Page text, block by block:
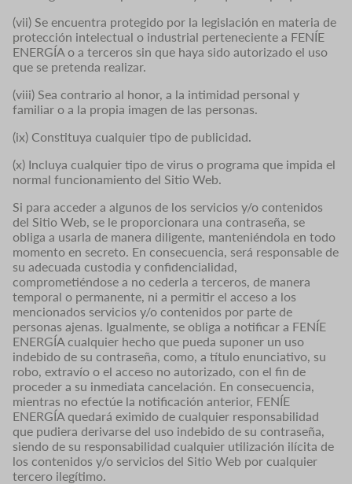
(vii) Se encuentra protegido por la legislación en materia de
protección intelectual o industrial perteneciente a FENÍE
ENERGÍA o a terceros sin que haya sido autorizado el uso
que se pretenda realizar.
(viii) Sea contrario al honor, a la intimidad personal y
familiar o a la propia imagen de las personas.
(ix) Constituya cualquier tipo de publicidad.
(x) Incluya cualquier tipo de virus o programa que impida el
normal funcionamiento del Sitio Web.
Si para acceder a algunos de los servicios y/o contenidos
del Sitio Web, se le proporcionara una contraseña, se
obliga a usarla de manera diligente, manteniéndola en todo
momento en secreto. En consecuencia, será responsable de
su adecuada custodia y confidencialidad,
comprometiéndose a no cederla a terceros, de manera
temporal o permanente, ni a permitir el acceso a los
mencionados servicios y/o contenidos por parte de
personas ajenas. Igualmente, se obliga a notificar a FENÍE
ENERGÍA cualquier hecho que pueda suponer un uso
indebido de su contraseña, como, a título enunciativo, su
robo, extravío o el acceso no autorizado, con el fin de
proceder a su inmediata cancelación. En consecuencia,
mientras no efectúe la notificación anterior, FENÍE
ENERGÍA quedará eximido de cualquier responsabilidad
que pudiera derivarse del uso indebido de su contraseña,
siendo de su responsabilidad cualquier utilización ilícita de
los contenidos y/o servicios del Sitio Web por cualquier
tercero ilegítimo.